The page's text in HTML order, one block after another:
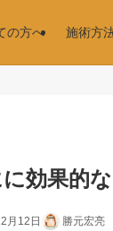
の方へ 施術方
効果的な
月12日 勝元宏亮